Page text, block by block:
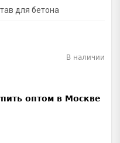
для бетона
В наличии